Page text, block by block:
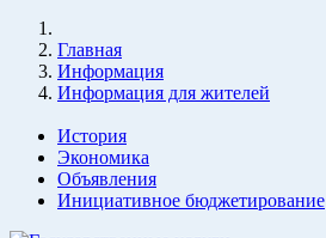
Главная
Информация
Информация для жителей
История
Экономика
Объявления
Инициативное бюджетирование